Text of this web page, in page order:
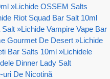
»Lichide OSSEM Salts
Riot Squad Bar Salt 10ml
Salt »Lichide Vampire Vape Bar
Gourmet De Desert »Lichide
Bar Salts 10ml »Lichidele
Dinner Lady Salt
uri De Nicotină